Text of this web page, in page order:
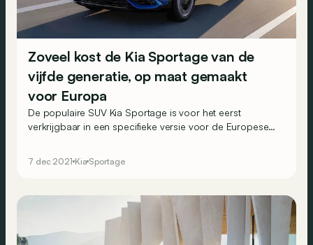
Zoveel kost de Kia Sportage van de
vijfde generatie, op maat gemaakt
voor Europa
De populaire SUV Kia Sportage is voor het eerst
verkrijgbaar in een specifieke versie voor de Europese
7 dec 2021 Kia Sportage